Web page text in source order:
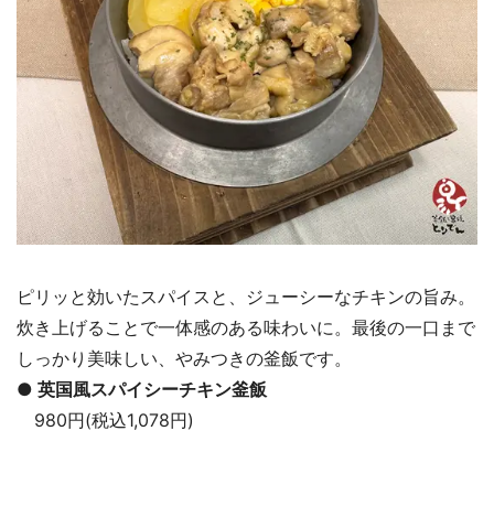
ピリッと効いたスパイスと、ジューシーなチキンの旨み。
炊き上げることで一体感のある味わいに。最後の一口まで
しっかり美味しい、やみつきの釜飯です。
● 英国風スパイシーチキン釜飯
980円(税込1,078円)